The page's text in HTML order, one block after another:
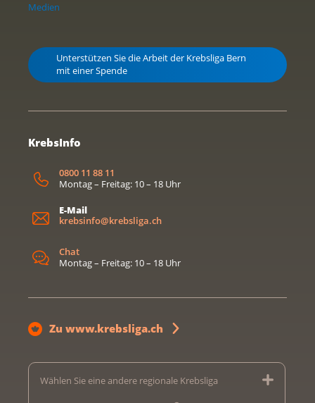
Medien
Unterstützen Sie die Arbeit der Krebsliga Bern
mit einer Spende
KrebsInfo
0800 11 88 11
Montag – Freitag: 10 – 18 Uhr
E-Mail
krebsinfo@krebsliga.ch
Chat
Montag – Freitag: 10 – 18 Uhr
Zu www.krebsliga.ch
Wählen Sie eine andere regionale Krebsliga